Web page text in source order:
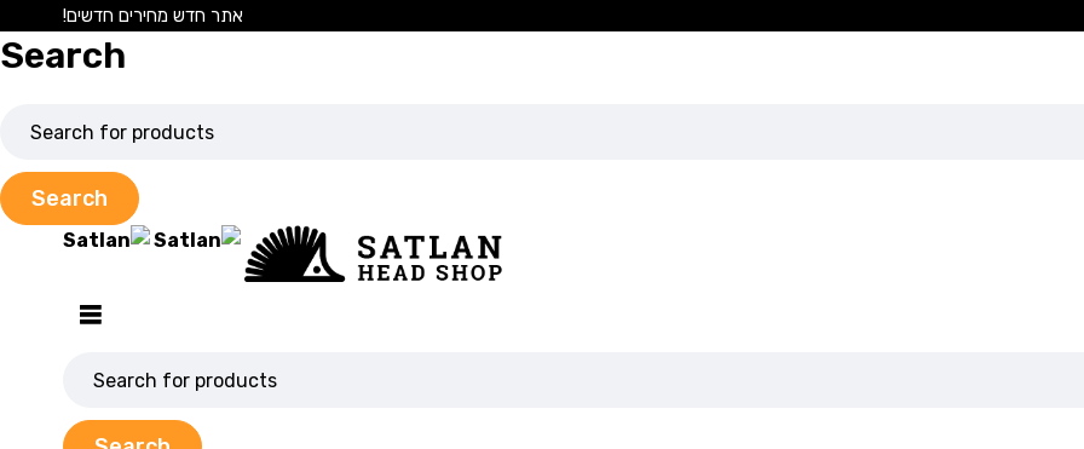
אתר חדש מחירים חדשים!
Search